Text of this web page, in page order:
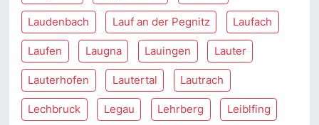
Laudenbach Lauf an der Pegnitz Laufach
Laufen Laugna Lauingen Lauter
Lauterhofen Lautertal Lautrach
Lechbruck Legau Lehrberg Leiblfing